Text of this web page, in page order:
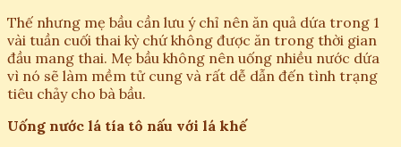
Thế nhưng mẹ bầu cần lưu ý chỉ nên ăn quả dứa trong 1
vài tuần cuối thai kỳ chứ không được ăn trong thời gian
đầu mang thai. Mẹ bầu không nên uống nhiều nước dứa
vì nó sẽ làm mềm tử cung và rất dễ dẫn đến tình trạng
tiêu chảy cho bà bầu.
Uống nước lá tía tô nấu với lá khế